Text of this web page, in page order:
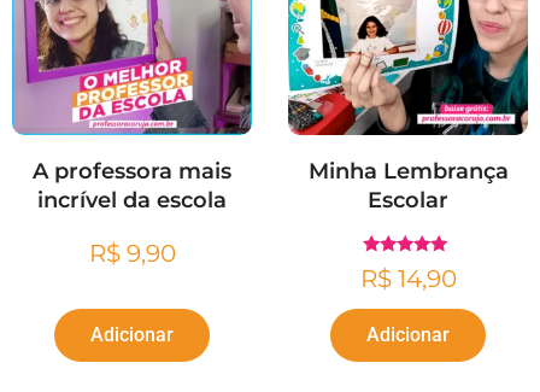
A professora mais
incrível da escola
R$9,90
Adicionar
Minha Lembrança
Escolar
Avaliação
5.00
R$14,90
Adicionar